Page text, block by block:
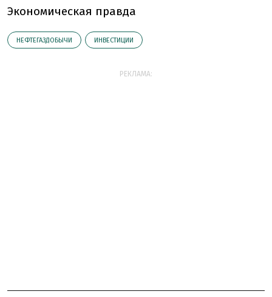
Экономическая правда
НЕФТЕГАЗДОБЫЧИ ИНВЕСТИЦИИ
РЕКЛАМА: